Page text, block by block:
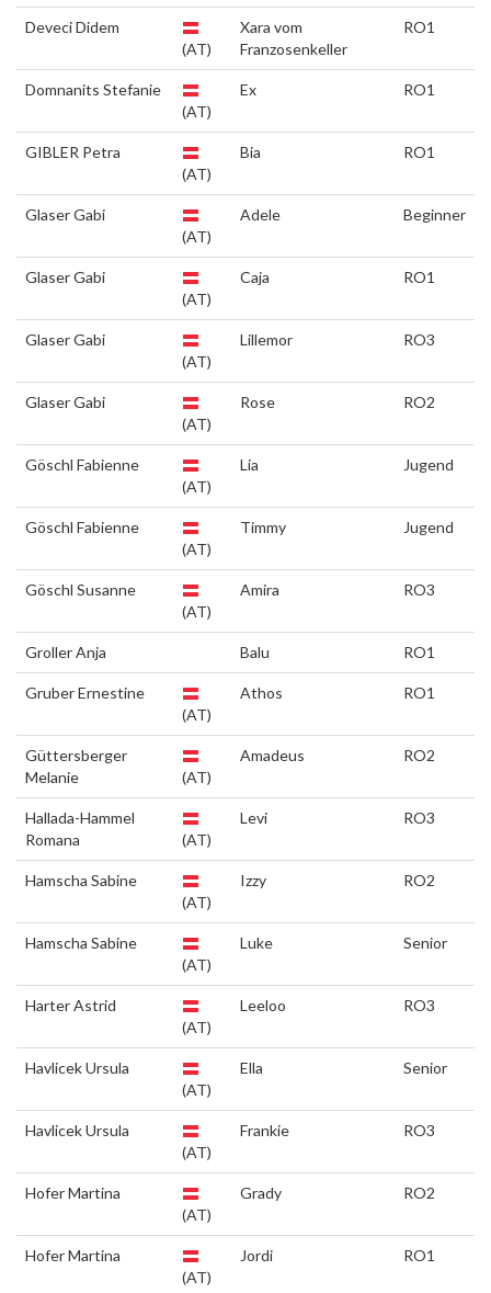
Deveci Didem
(AT)
Xara vom
Franzosenkeller
RO1
Domnanits Stefanie
(AT)
Ex RO1
GIBLER Petra
(AT)
Bia RO1
Glaser Gabi
(AT)
Adele Beginner
Glaser Gabi
(AT)
Caja RO1
Glaser Gabi
(AT)
Lillemor RO3
Glaser Gabi
(AT)
Rose RO2
Göschl Fabienne
(AT)
Lia Jugend
Göschl Fabienne
(AT)
Timmy Jugend
Göschl Susanne
(AT)
Amira RO3
Groller Anja Balu RO1
Gruber Ernestine
(AT)
Athos RO1
Güttersberger
Melanie
(AT)
Amadeus RO2
Hallada-Hammel
Romana
(AT)
Levi RO3
Hamscha Sabine
(AT)
Izzy RO2
Hamscha Sabine
(AT)
Luke Senior
Harter Astrid
(AT)
Leeloo RO3
Havlicek Ursula
(AT)
Ella Senior
Havlicek Ursula
(AT)
Frankie RO3
Hofer Martina
(AT)
Grady RO2
Hofer Martina
(AT)
Jordi RO1